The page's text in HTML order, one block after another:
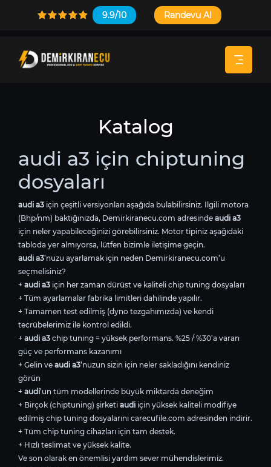
9.9/10 Randevu Al
Katalog
audi a3 için chiptuning
dosyaları
audi a3 için çeşitli versiyonları aşağıda bulabilirsiniz. İlgili motora
(Bhp/nm) baktığınızda, Demirkiranecu.com adresinde audi a3
için neler yapabileceğinizi görebilirsiniz. Motor tipiniz aşağıdaki
tabloda yer almıyorsa, lütfen bizimle iletişime geçin.
audi a3’nuzu ayarlamak için neden Demirkiranecu.com’u
seçmelisiniz?
+ audi a3 için her zaman dürüst ve kaliteli chip tuning dosyaları
+ Tüm ayarlamalar fabrika limitleri dahilinde yapılır.
+ Tamamen test edilmiş (dyno tezgahımızda) ve kendi
tecrübelerimiz ile kontrol edildi.
+ audi a3 chip tuning = yüksek performans. %25 / %30’a varan
güç ve performans kazanımı
+ Gelin ve audi a3’nuzun sizin için neler sakladığını kendiniz
görün
+ audi’un tüm modellerinde büyük miktarda deneğim
+ Birçok (chiptuning) şirketi audi için yüksek kaliteli modifiye
edilmiş chip tuning dosyalarını carecufile.com adresinden indirir.
+ Tüm chip tuning cihazları için tam destek.
+ Hızlı teslimat ve yüksek kalite.
Ve son olarak en önemlisi yardım sever mühendislerimiz.